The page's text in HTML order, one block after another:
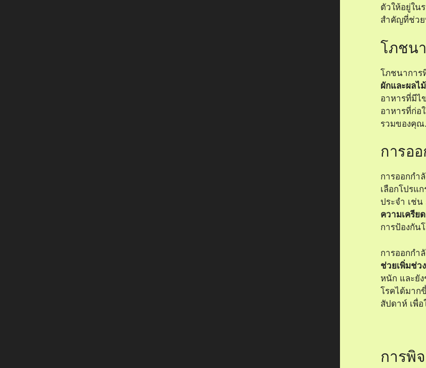
ตัวให้อยู่ใน
สำคัญที่ช่ว
โภชน
โภชนาการ
ผักและผลไ
อาหารที่มีไ
อาหารที่ก่อ
รวมของคุณ.
การอ
การออกกำ
เลือกโปรแ
ประจำ เช่น
ความเครียด
การป้องกัน
การออกกำ
ช่วยเพิ่มช่ว
หนัก และยั
โรคได้มาก
สัปดาห์ เพื่อ
การพิ